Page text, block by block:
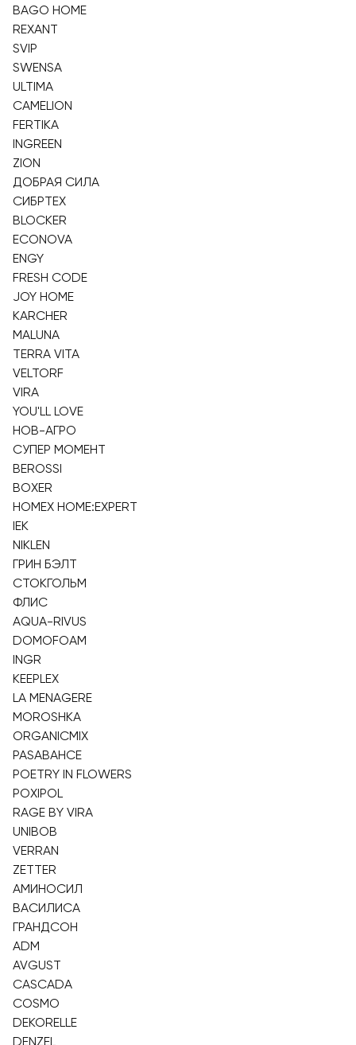
BAGO HOME
REXANT
SVIP
SWENSA
ULTIMA
CAMELION
FERTIKA
INGREEN
ZION
ДОБРАЯ СИЛА
СИБРТЕХ
BLOCKER
ECONOVA
ENGY
FRESH CODE
JOY HOME
KARCHER
MALUNA
TERRA VITA
VELTORF
VIRA
YOU'LL LOVE
НОВ-АГРО
СУПЕР МОМЕНТ
BEROSSI
BOXER
HOMEX HOME:EXPERT
IEK
NIKLEN
ГРИН БЭЛТ
СТОКГОЛЬМ
ФЛИС
AQUA-RIVUS
DOMOFOAM
INGR
KEEPLEX
LA MENAGERE
MOROSHKA
ORGANICMIX
PASABAHCE
POETRY IN FLOWERS
POXIPOL
RAGE BY VIRA
UNIBOB
VERRAN
ZETTER
АМИНОСИЛ
ВАСИЛИСА
ГРАНДСОН
ADM
AVGUST
CASCADA
COSMO
DEKORELLE
DENZEL